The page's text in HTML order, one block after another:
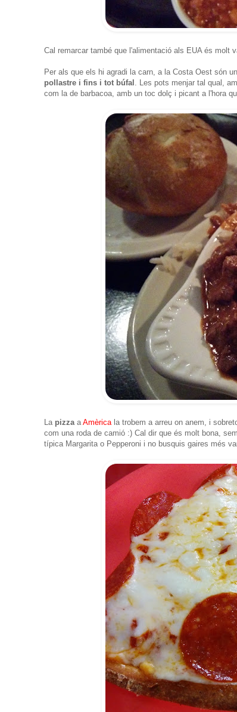
Cal remarcar també que l'alimentació als EUA és molt
Per als que els hi agradi la carn, a la Costa Oest són
pollastre i fins i tot búfal
. Les pots menjar tal qual,
com la de barbacoa, amb un toc dolç i picant a l'hora
La pizza a Amèrica la trobem a arreu on anem, i
com una roda de camió :) Cal dir que és molt bona,
típica Margarita o Pepperoni i no busquis gaires més